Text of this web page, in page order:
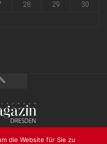
28 29
30
GmbH • Bautzner
die Website für Sie zu